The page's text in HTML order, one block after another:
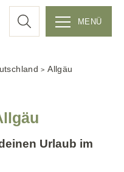
MENÜ
Allgäu
Urlaub im